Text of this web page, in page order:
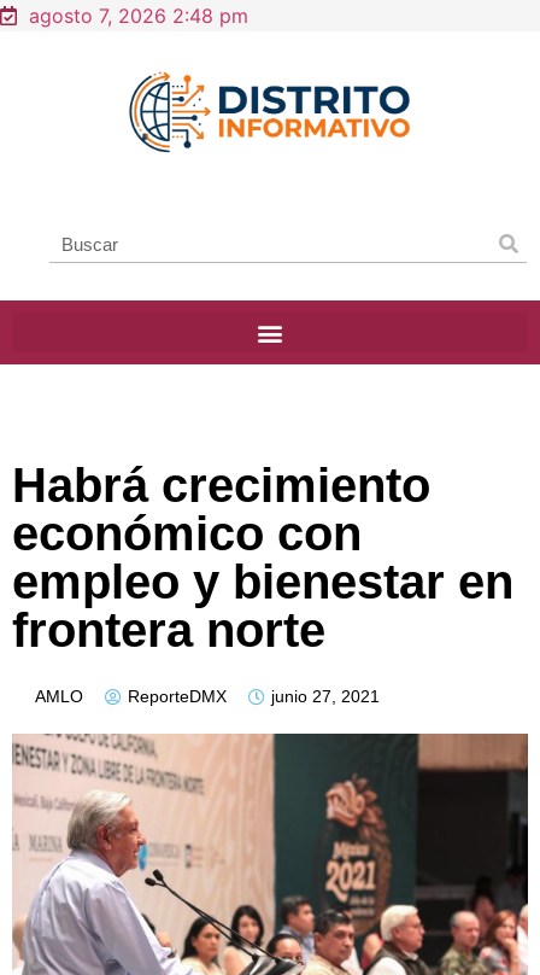
agosto 7, 2026 2:48 pm
Habrá crecimiento
económico con
empleo y bienestar en
frontera norte
AMLO ReporteDMX junio 27, 2021